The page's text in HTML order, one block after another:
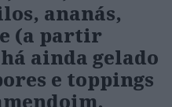
ananás,
(a partir
ainda gelado
e toppings